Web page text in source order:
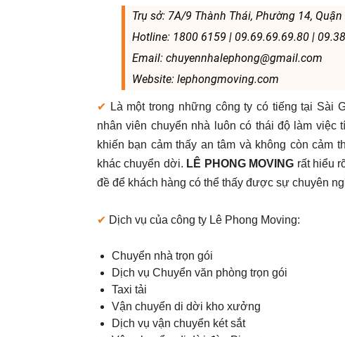
Trụ sở: 7A/9 Thành Thái, Phường 14, Quận
Hotline: 1800 6159 | 09.69.69.69.80 |
Email: chuyennhalephong@gmail.com
Website: lephongmoving.com
✔ Là một trong những công ty có tiếng tại Sài
nhân viên chuyển nhà luôn có thái độ làm việc
khiến bạn cảm thấy an tâm và không còn cảm
khác chuyển dời. LÊ PHONG MOVING rất hiểu
đề để khách hàng có thể thấy được sự chuyên
✔ Dịch vụ của công ty Lê Phong Moving:
Chuyển nhà trọn gói
Dịch vụ Chuyển văn phòng trọn gói
Taxi tải
Vận chuyển di dời kho xưởng
Dịch vụ vận chuyển két sắt